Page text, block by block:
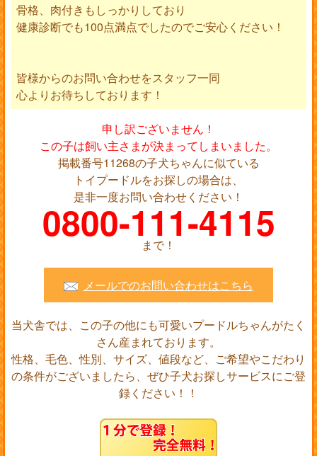
骨格、肉付きもしっかりしており
健康診断でも100点満点でしたのでご安心ください！
皆様からのお問い合わせをスタッフ一同
心よりお待ちしております！
申し訳ございません！
この子は飼い主さまが決まってしまいました。
掲載番号11268の子犬ちゃんに似ている
トイプードルをお探しの場合は、
是非一度お問い合わせください！
0800-111-4115
まで！
メールでのお問い合わせはこちら
当犬舎では、この子の他にも可愛いプードルちゃんがたく
さん産まれております。
性格、毛色、性別、サイズ、値段など、ご希望やこだわり
の条件がございましたら、ぜひ子犬お探しサービスにご登
録ください！！